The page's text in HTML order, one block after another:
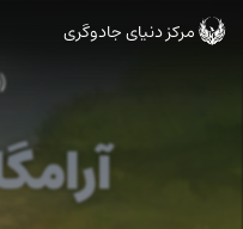
ورود
مرکز دنیای جادوگری